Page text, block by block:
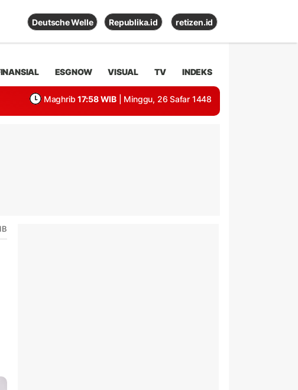
Deutsche Welle Republika.id retizen.id
ESGNOW VISUAL TV INDEKS
Maghrib 17:58 WIB | Minggu, 26 Safar 1448